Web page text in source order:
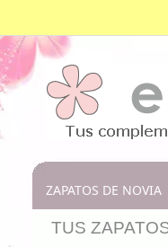
ZAPATOS DE NOVIA
TUS